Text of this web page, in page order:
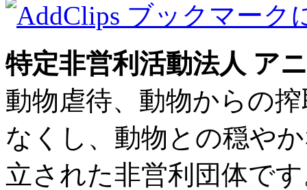
特定非営利活動法人 ア
動物虐待、動物からの
なくし、動物との穏や
立された非営利団体で